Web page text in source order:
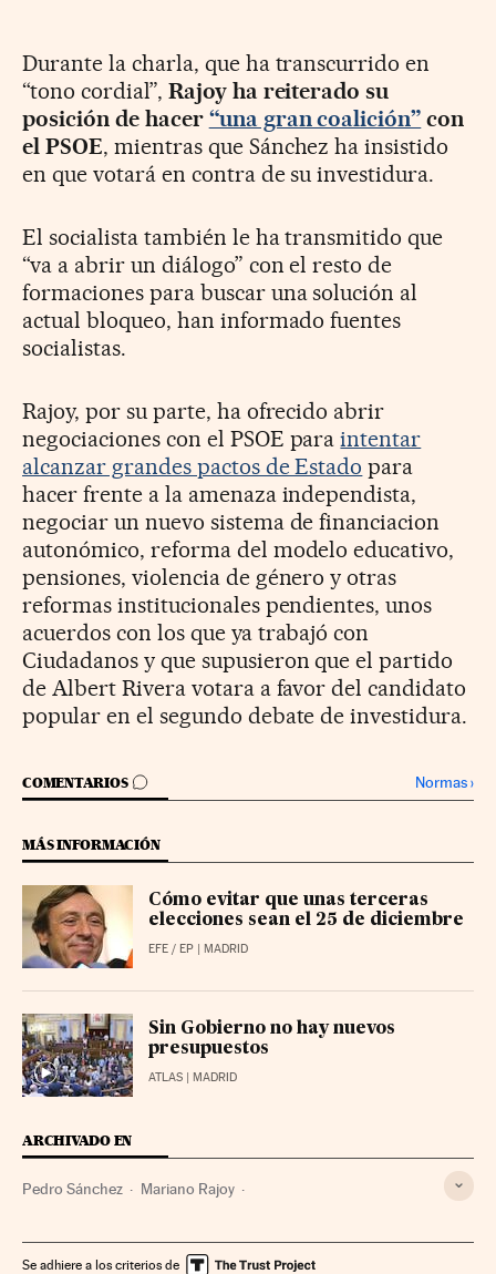
Durante la charla, que ha transcurrido en
“tono cordial”, Rajoy ha reiterado su
posición de hacer “una gran coalición” con
el PSOE, mientras que Sánchez ha insistido
en que votará en contra de su investidura.
El socialista también le ha transmitido que
“va a abrir un diálogo” con el resto de
formaciones para buscar una solución al
actual bloqueo, han informado fuentes
socialistas.
Rajoy, por su parte, ha ofrecido abrir
negociaciones con el PSOE paraintentar
alcanzar grandes pactos de Estado para
hacer frente a la amenaza independista,
negociar un nuevo sistema de financiacion
autonómico, reforma del modelo educativo,
pensiones, violencia de género y otras
reformas institucionales pendientes, unos
acuerdos con los que ya trabajó con
Ciudadanos y que supusieron que el partido
de Albert Rivera votara a favor del candidato
popular en el segundo debate de investidura.
COMENTARIOS
IR A LOS COMENTARIOS Normas›
MÁS INFORMACIÓN
Cómo evitar que unas terceras
elecciones sean el 25 de diciembre
EFE / EP | MADRID
Sin Gobierno no hay nuevos
presupuestos
ATLAS | MADRID
ARCHIVADO EN
Pedro Sánchez Mariano Rajoy
Parlamento Elecciones Política España
Se adhiere a los criterios de